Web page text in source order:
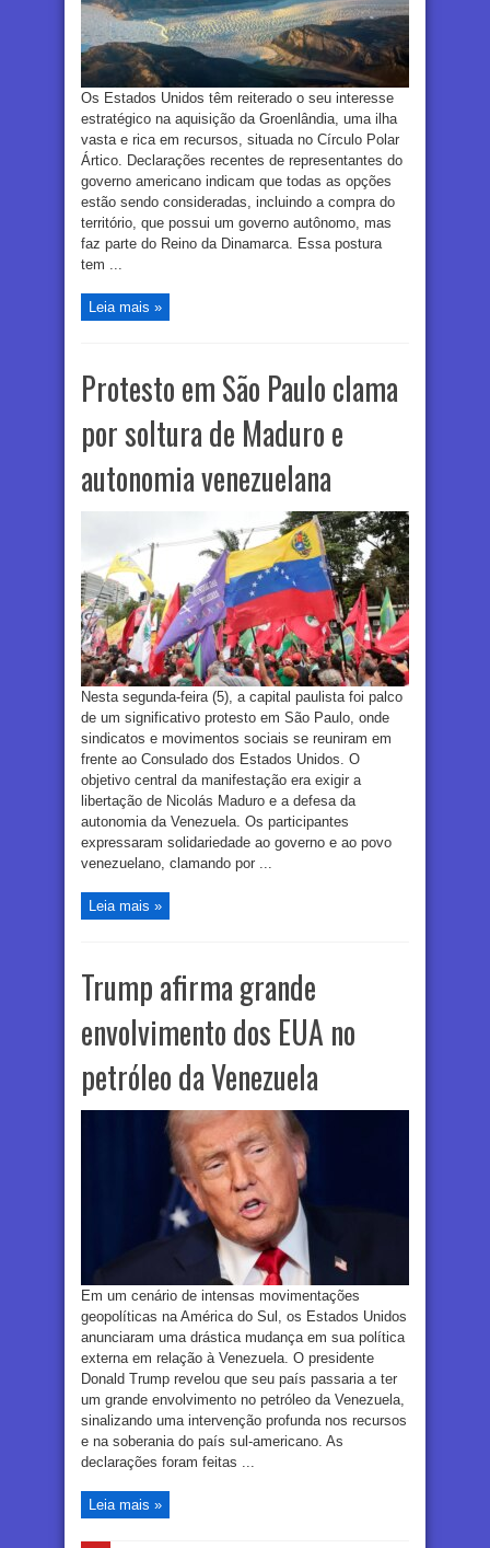
Os Estados Unidos têm reiterado o seu interesse
estratégico na aquisição da Groenlândia, uma ilha
vasta e rica em recursos, situada no Círculo Polar
Ártico. Declarações recentes de representantes do
governo americano indicam que todas as opções
estão sendo consideradas, incluindo a compra do
território, que possui um governo autônomo, mas
faz parte do Reino da Dinamarca. Essa postura
tem ...
Leia mais »
Protesto em São Paulo clama
por soltura de Maduro e
autonomia venezuelana
Nesta segunda-feira (5), a capital paulista foi palco
de um significativo protesto em São Paulo, onde
sindicatos e movimentos sociais se reuniram em
frente ao Consulado dos Estados Unidos. O
objetivo central da manifestação era exigir a
libertação de Nicolás Maduro e a defesa da
autonomia da Venezuela. Os participantes
expressaram solidariedade ao governo e ao povo
venezuelano, clamando por ...
Leia mais »
Trump afirma grande
envolvimento dos EUA no
petróleo da Venezuela
Em um cenário de intensas movimentações
geopolíticas na América do Sul, os Estados Unidos
anunciaram uma drástica mudança em sua política
externa em relação à Venezuela. O presidente
Donald Trump revelou que seu país passaria a ter
um grande envolvimento no petróleo da Venezuela,
sinalizando uma intervenção profunda nos recursos
e na soberania do país sul-americano. As
declarações foram feitas ...
Leia mais »